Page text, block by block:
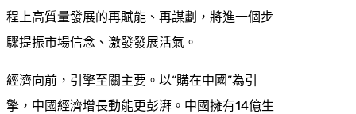
程上高質量發展的再賦能、再謀劃，將進一個步
驟提振市場信念、激發發展活氣。
經濟向前，引擎至關主要。以“購在中國”為引
擎，中國經濟增長動能更彭湃。中國擁有14億生